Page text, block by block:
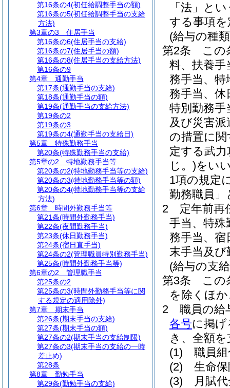
「法」と
する事項
(給与の種
第2条
この
料、扶養手
務手当、特
務手当、休
特別勤務手
及び災害派
の措置に
定する武
じ。)をい
1項の規定
勤務職員」
2
定年前再
手当、特殊
務手当、宿
末手当及
(給与の支
第3条
この
を除くほ
2
職員の給
各号に掲
き、全額
(1)
職員
(2)
生命
(3)
月賦
第16条の4(初任給調整手当の額)
第16条の5(初任給調整手当の支給
方法)
第3章の3
住居手当
第16条の6(住居手当の支給)
第16条の7(住居手当の額)
第16条の8(住居手当の支給方法)
第16条の9
第4章
通勤手当
第17条(通勤手当の支給)
第18条(通勤手当の額)
第19条(通勤手当の支給方法)
第19条の2
第19条の3
第19条の4(通勤手当の支給日)
第5章
特殊勤務手当
第20条(特殊勤務手当の支給)
第5章の2
特地勤務手当等
第20条の2(特地勤務手当等の支給)
第20条の3(特地勤務手当等の額)
第20条の4(特地勤務手当等の支給
方法)
第6章
時間外勤務手当等
第21条(時間外勤務手当)
第22条(夜間勤務手当)
第23条(休日勤務手当)
第24条(宿日直手当)
第24条の2(管理職員特別勤務手当)
第25条(時間外勤務手当等)
第6章の2
管理職手当
第25条の2
第25条の3(時間外勤務手当等に関
する規定の適用除外)
第7章
期末手当
第26条(期末手当の支給)
第27条(期末手当の額)
第27条の2(期末手当の支給制限)
第27条の3(期末手当の支給の一時
差止め)
第28条
第8章
勤勉手当
第29条(勤勉手当の支給)